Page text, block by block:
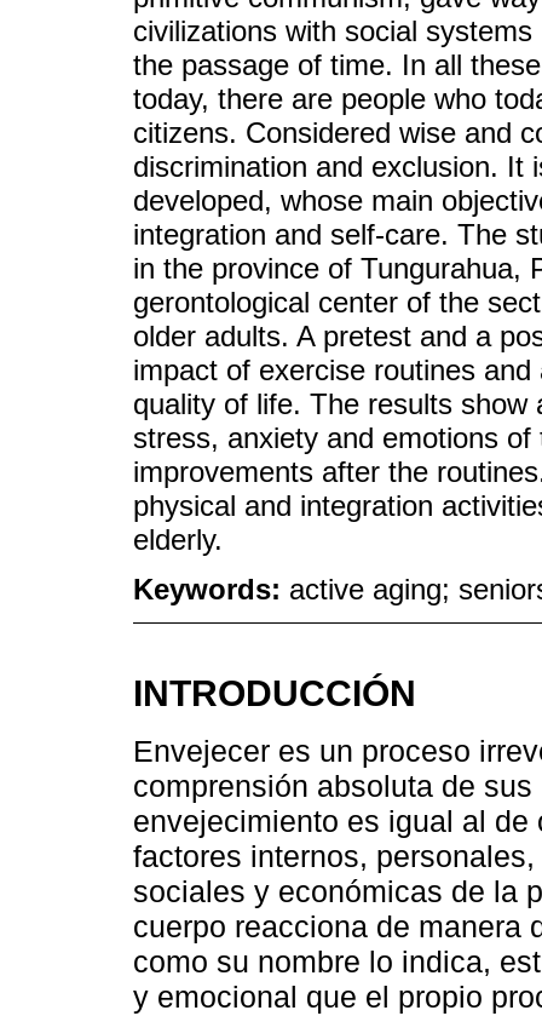
civilizations with social
the passage of time. In all
today, there are people who
citizens. Considered wise and
discrimination and exclusion. It
developed, whose main
integration and self-care. The
in the province of Tungurahua,
gerontological center of the
older adults. A pretest and a
impact of exercise routines
quality of life. The results
stress, anxiety and emotions
improvements after the
physical and integration
elderly.
Keywords: active aging;
INTRODUCCIÓN
Envejecer es un proceso
comprensión absoluta de
envejecimiento es igual al
factores internos,
sociales y económicas de la
cuerpo reacciona de manera
como su nombre lo indica,
y emocional que el propio